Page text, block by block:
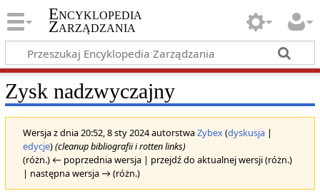
Encyklopedia
Zarządzania
Zysk nadzwyczajny
Wersja z dnia 20:52, 8 sty 2024 autorstwaZybex(dyskusja|
edycje)(cleanup bibliografii i rotten links)
(różn.) ← poprzednia wersja | przejdź do aktualnej wersji (różn.)
| następna wersja → (różn.)